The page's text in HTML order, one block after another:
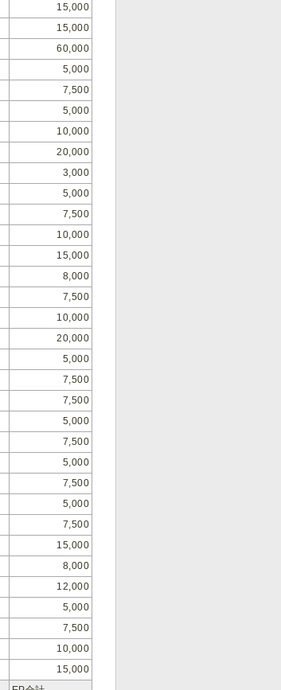
15,000
15,000
60,000
5,000
7,500
5,000
10,000
20,000
3,000
5,000
7,500
10,000
15,000
8,000
7,500
10,000
20,000
5,000
7,500
7,500
5,000
7,500
5,000
7,500
5,000
7,500
15,000
8,000
12,000
5,000
7,500
10,000
15,000